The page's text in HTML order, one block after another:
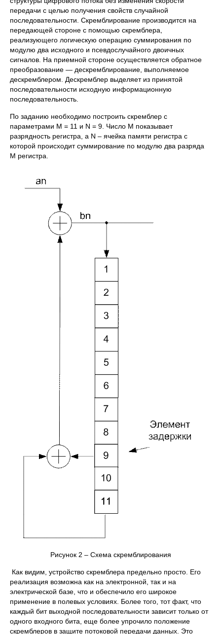
передачи с целью получения свойств случайной
последовательности. Скремблирование производится на
передающей стороне с помощью скремблера,
реализующего логическую операцию суммирования по
модулю два исходного и псевдослучайного двоичных
сигналов. На приемной стороне осуществляется обратное
преобразование — дескремблирование, выполняемое
дескремблером. Дескремблер выделяет из принятой
последовательности исходную информационную
последовательность.
По заданию необходимо построить скремблер с
параметрами М = 11 и N = 9. Число M показывает
разрядность регистра, а N – ячейка памяти регистра с
которой происходит суммирование по модулю два разряда
M регистра.
Рисунок 2 – Схема скремблирования
Как видим, устройство скремблера предельно просто. Его
реализация возможна как на электронной, так и на
электрической базе, что и обеспечило его широкое
применение в полевых условиях. Более того, тот факт, что
каждый бит выходной последовательности зависит только от
одного входного бита, еще более упрочило положение
скремблеров в защите потоковой передачи данных. Это